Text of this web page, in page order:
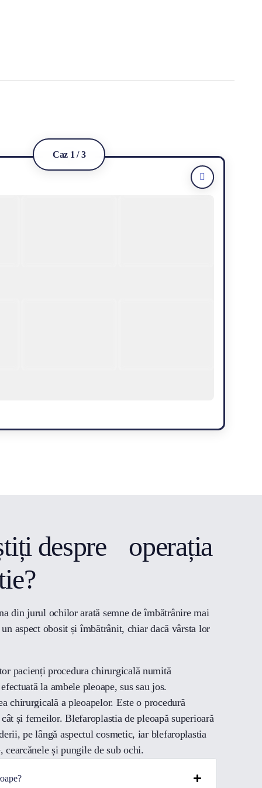
Caz 1 / 3
despre operația
din jurul ochilor arată semne de îmbătrânire mai
aspect obosit și îmbătrânit, chiar dacă vârsta lor
pacienți procedura chirurgicală numită
la ambele pleoape, sus sau jos.
chirurgicală a pleoapelor. Este o procedură
și femeilor. Blefaroplastia de pleoapă superioară
pe lângă aspectul cosmetic, iar blefaroplastia
și pungile de sub ochi.